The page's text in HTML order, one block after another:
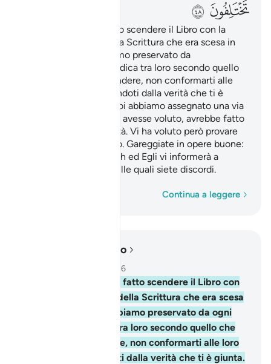
ﲧ ﲨ
E su di te abbiamo fatto scendere il Libro con la
Verità, a conferma della Scrittura che era scesa in
precedenza e lo abbiamo preservato da
. Giudica tra loro secondo quello
che Allah ha fatto scendere, non conformarti alle
loro passioni allontanandoti dalla verità che ti è
giunta. Ad ognuno di voi abbiamo assegnato una via
e un percorso. Se Allah avesse voluto, avrebbe fatto
di voi una sola comunità. Vi ha voluto però provare
con quel che vi ha dato. Gareggiate in opere buone:
tutti ritornerete ad Allah ed Egli vi informerà a
proposito delle cose sulle quali siete discordi.
Continua a leggere
Leggere nel contesto
Capitolo 5, Pagina 116, Juz 6
E su di te abbiamo fatto scendere il Libro con
la Verità, a conferma della Scrittura che era scesa
in precedenza e lo abbiamo preservato da ogni
alterazione . Giudica tra loro secondo quello che
Allah ha fatto scendere, non conformarti alle loro
passioni allontanandoti dalla verità che ti è giunta.